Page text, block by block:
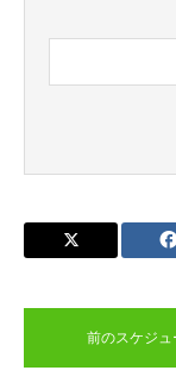
前のスケジュ